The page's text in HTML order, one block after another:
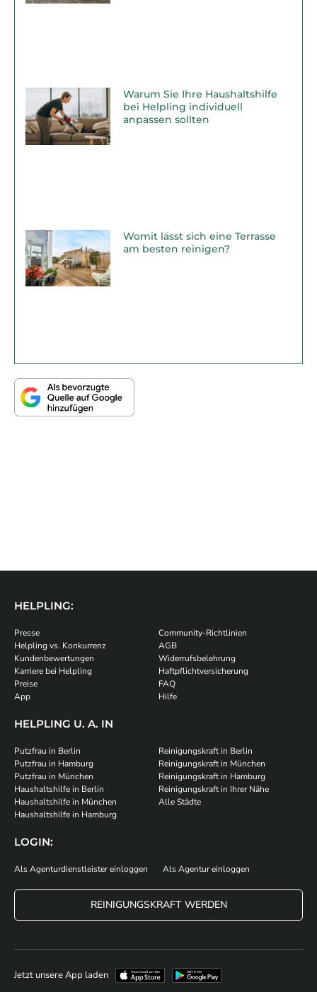
Warum Sie Ihre Haushaltshilfe
bei Helpling individuell
anpassen sollten
Womit lässt sich eine Terrasse
am besten reinigen?
HELPLING:
Presse
Helpling vs. Konkurrenz
Kundenbewertungen
Karriere bei Helpling
Preise
App
Community-Richtlinien
AGB
Widerrufsbelehrung
Haftpflichtversicherung
FAQ
Hilfe
HELPLING U. A. IN
Putzfrau in Berlin
Putzfrau in Hamburg
Putzfrau in München
Haushaltshilfe in Berlin
Haushaltshilfe in München
Haushaltshilfe in Hamburg
Reinigungskraft in Berlin
Reinigungskraft in München
Reinigungskraft in Hamburg
Reinigungskraft in Ihrer Nähe
Alle Städte
LOGIN:
Als Agenturdienstleister einloggen Als Agentur einloggen
REINIGUNGSKRAFT WERDEN
Jetzt unsere App laden